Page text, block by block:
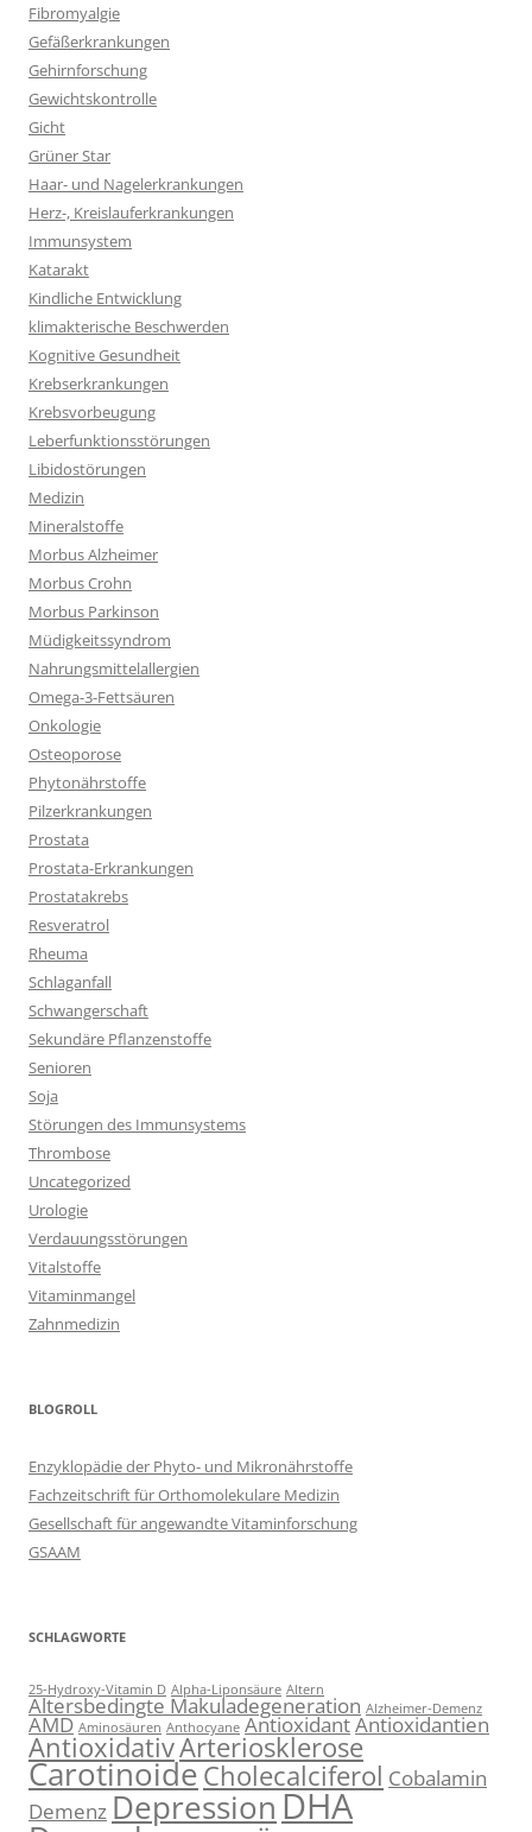
Fibromyalgie
Gefäßerkrankungen
Gehirnforschung
Gewichtskontrolle
Gicht
Grüner Star
Haar- und Nagelerkrankungen
Herz-, Kreislauferkrankungen
Immunsystem
Katarakt
Kindliche Entwicklung
klimakterische Beschwerden
Kognitive Gesundheit
Krebserkrankungen
Krebsvorbeugung
Leberfunktionsstörungen
Libidostörungen
Medizin
Mineralstoffe
Morbus Alzheimer
Morbus Crohn
Morbus Parkinson
Müdigkeitssyndrom
Nahrungsmittelallergien
Omega-3-Fettsäuren
Onkologie
Osteoporose
Phytonährstoffe
Pilzerkrankungen
Prostata
Prostata-Erkrankungen
Prostatakrebs
Resveratrol
Rheuma
Schlaganfall
Schwangerschaft
Sekundäre Pflanzenstoffe
Senioren
Soja
Störungen des Immunsystems
Thrombose
Uncategorized
Urologie
Verdauungsstörungen
Vitalstoffe
Vitaminmangel
Zahnmedizin
BLOGROLL
Enzyklopädie der Phyto- und Mikronährstoffe
Fachzeitschrift für Orthomolekulare Medizin
Gesellschaft für angewandte Vitaminforschung
GSAAM
SCHLAGWORTE
25-Hydroxy-Vitamin D Alpha-Liponsäure Altern
Altersbedingte Makuladegeneration Alzheimer-Demenz
AMD Aminosäuren Anthocyane AntioxidantAntioxidantien
AntioxidativArteriosklerose
CarotinoideCholecalciferol Cobalamin
Demenz DepressionDHA